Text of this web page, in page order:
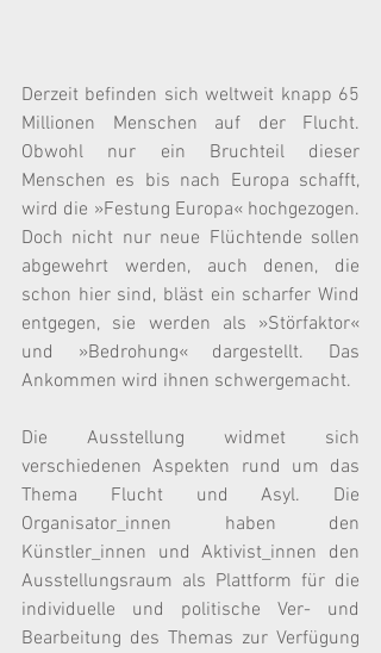
Derzeit befinden sich weltweit knapp 65
Millionen Menschen auf der Flucht.
Obwohl nur ein Bruchteil dieser
Menschen es bis nach Europa schafft,
wird die »Festung Europa« hochgezogen.
Doch nicht nur neue Flüchtende sollen
abgewehrt werden, auch denen, die
schon hier sind, bläst ein scharfer Wind
entgegen, sie werden als »Störfaktor«
und »Bedrohung« dargestellt. Das
Ankommen wird ihnen schwergemacht.
Die Ausstellung widmet sich
verschiedenen Aspekten rund um das
Thema Flucht und Asyl. Die
Organisator_innen haben den
Künstler_innen und Aktivist_innen den
Ausstellungsraum als Plattform für die
individuelle und politische Ver- und
Bearbeitung des Themas zur Verfügung